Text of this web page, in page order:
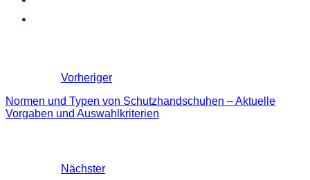
Vorheriger
Normen und Typen von Schutzhandschuhen – Aktuelle
Vorgaben und Auswahlkriterien
Nächster